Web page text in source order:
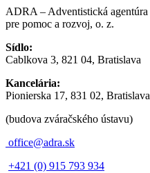
ADRA – Adventistická agentúra
pre pomoc a rozvoj, o. z.
Sídlo:
Cablkova 3, 821 04, Bratislava
Kancelária:
Pionierska 17, 831 02, Bratislava
(budova zváračského ústavu)
office@adra.sk
+421 (0) 915 793 934